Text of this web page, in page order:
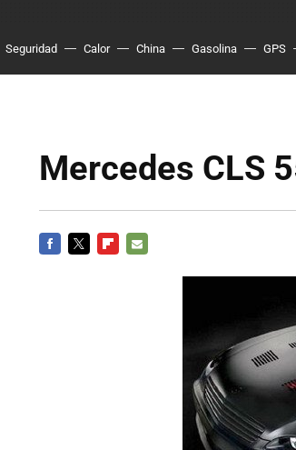
Seguridad Calor China Gasolina GPS
Mercedes CLS